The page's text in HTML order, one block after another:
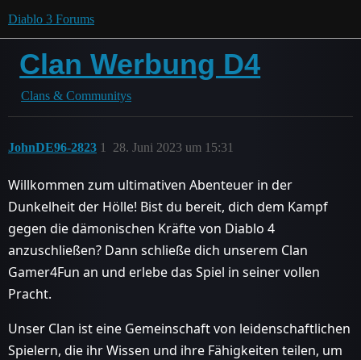
Diablo 3 Forums
Clan Werbung D4
Clans & Communitys
JohnDE96-2823 28. Juni 2023 um 15:31
1
Willkommen zum ultimativen Abenteuer in der
Dunkelheit der Hölle! Bist du bereit, dich dem Kampf
gegen die dämonischen Kräfte von Diablo 4
anzuschließen? Dann schließe dich unserem Clan
Gamer4Fun an und erlebe das Spiel in seiner vollen
Pracht.
Unser Clan ist eine Gemeinschaft von leidenschaftlichen
Spielern, die ihr Wissen und ihre Fähigkeiten teilen, um